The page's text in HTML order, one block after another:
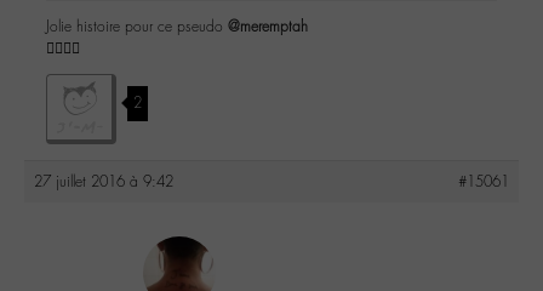
Jolie histoire pour ce pseudo @meremptah
👌🏼👍🏼
2
27 juillet 2016 à 9:42 #15061